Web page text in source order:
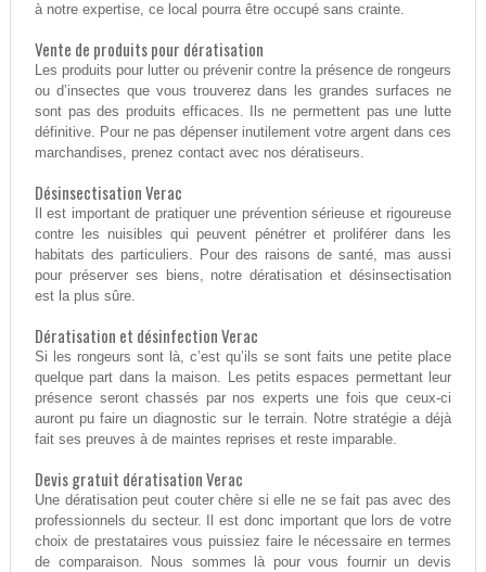
à notre expertise, ce local pourra être occupé sans crainte.
Vente de produits pour dératisation
Les produits pour lutter ou prévenir contre la présence de rongeurs
ou d’insectes que vous trouverez dans les grandes surfaces ne
sont pas des produits efficaces. Ils ne permettent pas une lutte
définitive. Pour ne pas dépenser inutilement votre argent dans ces
marchandises, prenez contact avec nos dératiseurs.
Désinsectisation Verac
Il est important de pratiquer une prévention sérieuse et rigoureuse
contre les nuisibles qui peuvent pénétrer et proliférer dans les
habitats des particuliers. Pour des raisons de santé, mas aussi
pour préserver ses biens, notre dératisation et désinsectisation
est la plus sûre.
Dératisation et désinfection Verac
Si les rongeurs sont là, c’est qu’ils se sont faits une petite place
quelque part dans la maison. Les petits espaces permettant leur
présence seront chassés par nos experts une fois que ceux-ci
auront pu faire un diagnostic sur le terrain. Notre stratégie a déjà
fait ses preuves à de maintes reprises et reste imparable.
Devis gratuit dératisation Verac
Une dératisation peut couter chère si elle ne se fait pas avec des
professionnels du secteur. Il est donc important que lors de votre
choix de prestataires vous puissiez faire le nécessaire en termes
de comparaison. Nous sommes là pour vous fournir un devis